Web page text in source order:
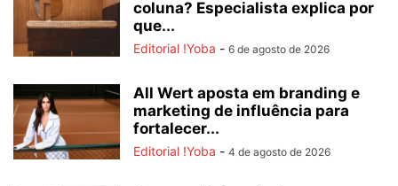
coluna? Especialista explica por
que...
Editorial !Yoba - 6 de agosto de 2026
All Wert aposta em branding e
marketing de influência para
fortalecer...
Editorial !Yoba - 4 de agosto de 2026